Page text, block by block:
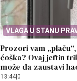
VLAGA U STANU
Prozori vam
ćoška? Ovaj jeftin
može da zaustavi
13:44 0